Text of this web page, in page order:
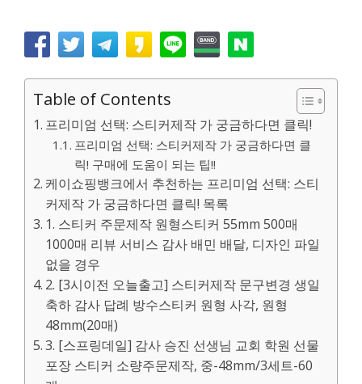
Table of Contents
프리미엄 선택: 스티커제작 가 궁금하다면 클릭!
프리미엄 선택: 스티커제작 가 궁금하다면 클
릭! 구매에 도움이 되는 팁!!
케이쇼핑뱅크에서 추천하는 프리미엄 선택: 스티
커제작 가 궁금하다면 클릭! 목록
1. 스티커 주문제작 원형스티커 55mm 500매
1000매 리뷰 서비스 감사 배민 배달, 디자인 파일
없을 경우
2. [3시이전 오늘출고] 스티커제작 문구변경 생일
축하 감사 답례 방수스티커 원형 사각, 원형
48mm(20매)
3. [스프링데일] 감사 승진 선생님 교회 학원 선물
포장 스티커 소량주문제작, 중-48mm/3세트-60